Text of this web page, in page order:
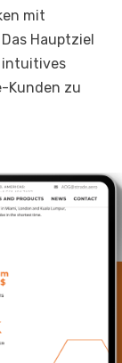
mit
Hauptziel
intuitives
Kunden zu